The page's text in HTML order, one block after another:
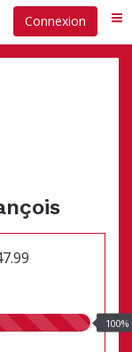
Connexion
100%